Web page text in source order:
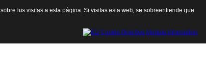
tus visitas a esta página. Si visitas esta web, se sobreentiende que